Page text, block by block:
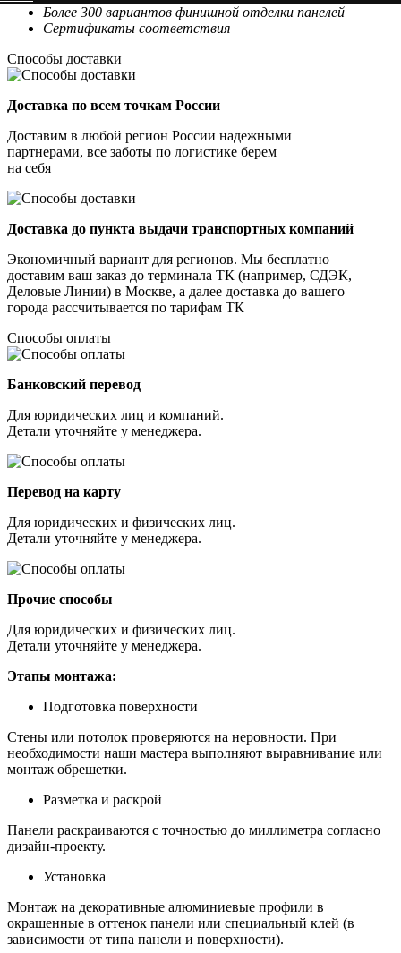
Более 300 вариантов финишной отделки панелей
Сертификаты соответствия
Способы доставки
Доставка по всем точкам России
Доставим в любой регион России надежными
партнерами, все заботы по логистике берем
на себя
Доставка до пункта выдачи транспортных компаний
Экономичный вариант для регионов. Мы бесплатно
доставим ваш заказ до терминала ТК (например, СДЭК,
Деловые Линии) в Москве, а далее доставка до вашего
города рассчитывается по тарифам ТК
Способы оплаты
Банковский перевод
Для юридических лиц и компаний.
Детали уточняйте у менеджера.
Перевод на карту
Для юридических и физических лиц.
Детали уточняйте у менеджера.
Прочие способы
Для юридических и физических лиц.
Детали уточняйте у менеджера.
Этапы монтажа:
Подготовка поверхности
Стены или потолок проверяются на неровности. При
необходимости наши мастера выполняют выравнивание или
монтаж обрешетки.
Разметка и раскрой
Панели раскраиваются с точностью до миллиметра согласно
дизайн-проекту.
Установка
Монтаж на декоративные алюминиевые профили в
окрашенные в оттенок панели или специальный клей (в
зависимости от типа панели и поверхности).